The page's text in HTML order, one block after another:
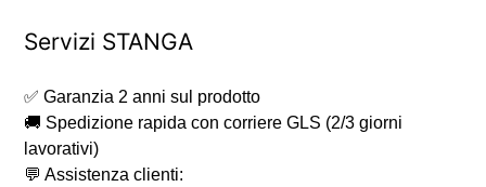
Servizi STANGA
✅ Garanzia 2 anni sul prodotto
🚚 Spedizione rapida con corriere GLS (2/3 giorni
lavorativi)
💬 Assistenza clienti: